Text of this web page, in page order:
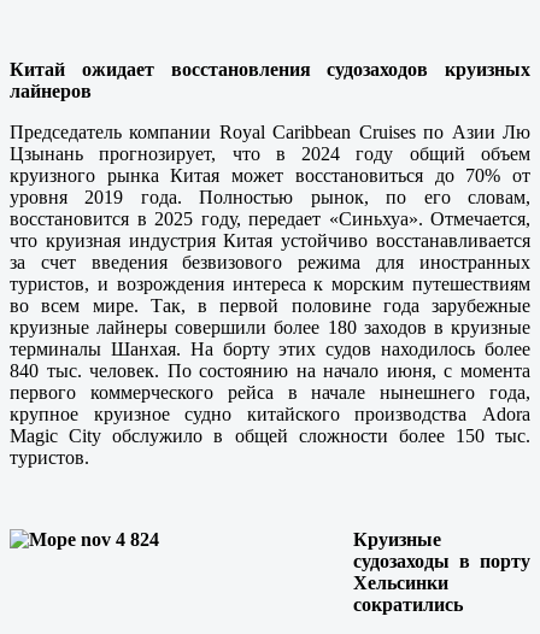
Китай ожидает восстановления судозаходов круизных
лайнеров
Председатель компании Royal Caribbean Cruises по Азии Лю
Цзынань прогнозирует, что в 2024 году общий объем
круизного рынка Китая может восстановиться до 70% от
уровня 2019 года. Полностью рынок, по его словам,
восстановится в 2025 году, передает «Синьхуа». Отмечается,
что круизная индустрия Китая устойчиво восстанавливается
за счет введения безвизового режима для иностранных
туристов, и возрождения интереса к морским путешествиям
во всем мире. Так, в первой половине года зарубежные
круизные лайнеры совершили более 180 заходов в круизные
терминалы Шанхая. На борту этих судов находилось более
840 тыс. человек. По состоянию на начало июня, с момента
первого коммерческого рейса в начале нынешнего года,
крупное круизное судно китайского производства Adora
Magic City обслужило в общей сложности более 150 тыс.
туристов.
Круизные
судозаходы в порту
Хельсинки
сократились